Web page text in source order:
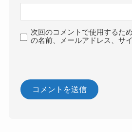
次回のコメントで使用するた
の名前、メールアドレス、サ